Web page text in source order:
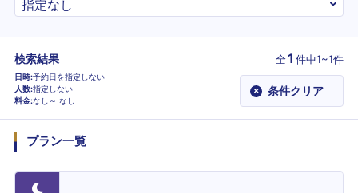
検索結果 全1 件中1~1件
日時 予約日を指定しない
人数 指定しない
料金 なし～ なし
× 条件クリア
プラン一覧